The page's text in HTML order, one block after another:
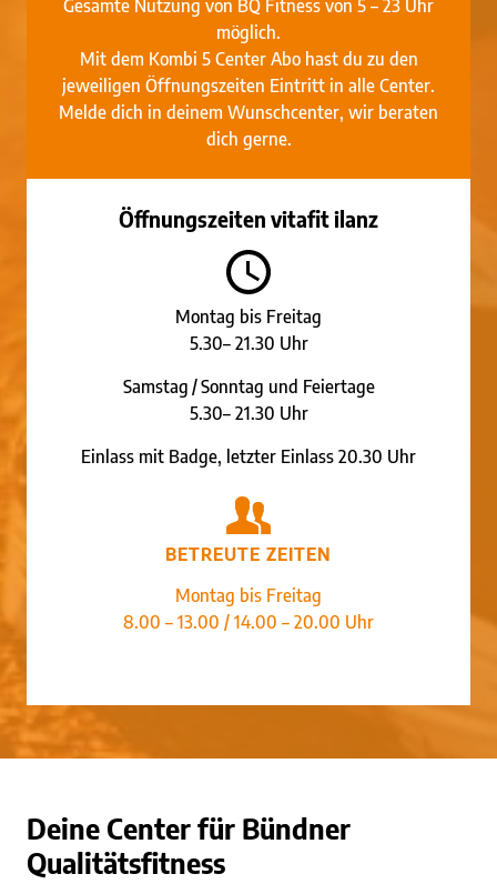
Gesamte Nutzung von BQ Fitness von 5 – 23 Uhr
möglich.
Mit dem Kombi 5 Center Abo hast du zu den
jeweiligen Öffnungszeiten Eintritt in alle Center.
Melde dich in deinem Wunschcenter, wir beraten
dich gerne.
Öffnungszeiten vitafit ilanz
Montag bis Freitag
5.30– 21.30 Uhr
Samstag / Sonntag und Feiertage
5.30– 21.30 Uhr
Einlass mit Badge, letzter Einlass 20.30 Uhr
BETREUTE ZEITEN
Montag bis Freitag
8.00 – 13.00 / 14.00 – 20.00 Uhr
Deine Center für Bündner
Qualitätsfitness